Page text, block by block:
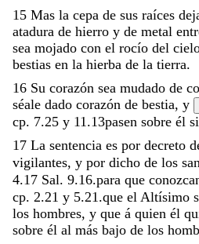
15 Mas la cepa de sus raíces
atadura de hierro y de metal
sea mojado con el rocío del
bestias en la hierba de la tierra.
16 Su corazón sea mudado de
séale dado corazón de bestia, y
cp. 7.25 y 11.13pasen sobre él
17 La sentencia es por decreto
vigilantes, y por dicho de los
4.17 Sal. 9.16.para que
cp. 2.21 y 5.21 .que el Altísimo
los hombres, y que á quien él
sobre él al más bajo de los